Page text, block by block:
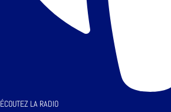
ÉCOUTEZ LA RADIO